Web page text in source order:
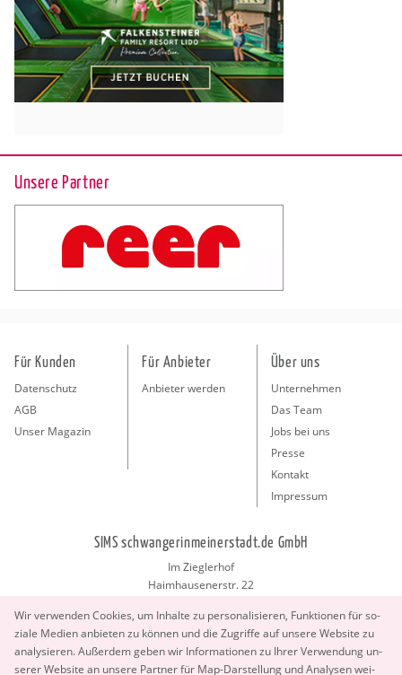
Unsere Partner
Wir ver­wen­den Coo­kies, um In­hal­te zu per­so­na­li­sie­ren, Funk­tio­nen für so­
zia­le Me­di­en an­bie­ten zu kön­nen und die Zu­grif­fe auf un­se­re Web­site zu
ana­ly­sie­ren. Au­ßer­dem geben wir In­for­ma­tio­nen zu Ihrer Ver­wen­dung un­
se­rer Web­site an un­se­re Part­ner für Map-Dar­stel­lung und Ana­ly­sen wei­
Für Kunden
Datenschutz
AGB
Unser Magazin
Für Anbieter
Anbieter werden
Über uns
Unternehmen
Das Team
Jobs bei uns
Presse
Kontakt
Impressum
SIMS schwangerinmeinerstadt.de GmbH
Im Zieglerhof
Haimhausenerstr. 22
info@schwangerinmeinerstadt.de